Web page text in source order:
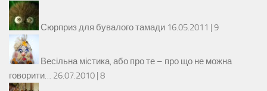
Сюрприз для бувалого тамади 16.05.2011 | 9
Весільна містика, або про те – про що не можна
говорити… 26.07.2010 | 8